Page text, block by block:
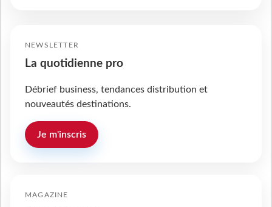
NEWSLETTER
La quotidienne pro
Débrief business, tendances distribution et
nouveautés destinations.
Je m'inscris
MAGAZINE